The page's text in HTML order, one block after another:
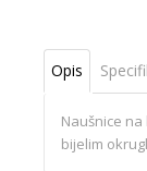
Opis
Naušnice
bijelim